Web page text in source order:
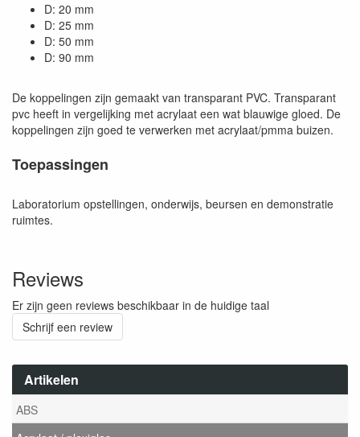
Artikelen
ABS
D: 20 mm
D: 25 mm
D: 50 mm
D: 90 mm
De koppelingen zijn gemaakt van transparant PVC. Transparant
pvc heeft in vergelijking met acrylaat een wat blauwige gloed. De
koppelingen zijn goed te verwerken met acrylaat/pmma buizen.
Toepassingen
Laboratorium opstellingen, onderwijs, beursen en demonstratie
ruimtes.
Reviews
Er zijn geen reviews beschikbaar in de huidige taal
Schrijf een review